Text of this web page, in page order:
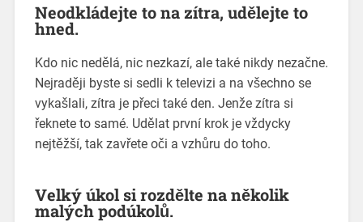
Neodkládejte to na zítra, udělejte to
hned.
Kdo nic nedělá, nic nezkazí, ale také nikdy nezačne.
Nejraději byste si sedli k televizi a na všechno se
vykašlali, zítra je přeci také den. Jenže zítra si
řeknete to samé. Udělat první krok je vždycky
nejtěžší, tak zavřete oči a vzhůru do toho.
Velký úkol si rozdělte na několik
malých podúkolů.